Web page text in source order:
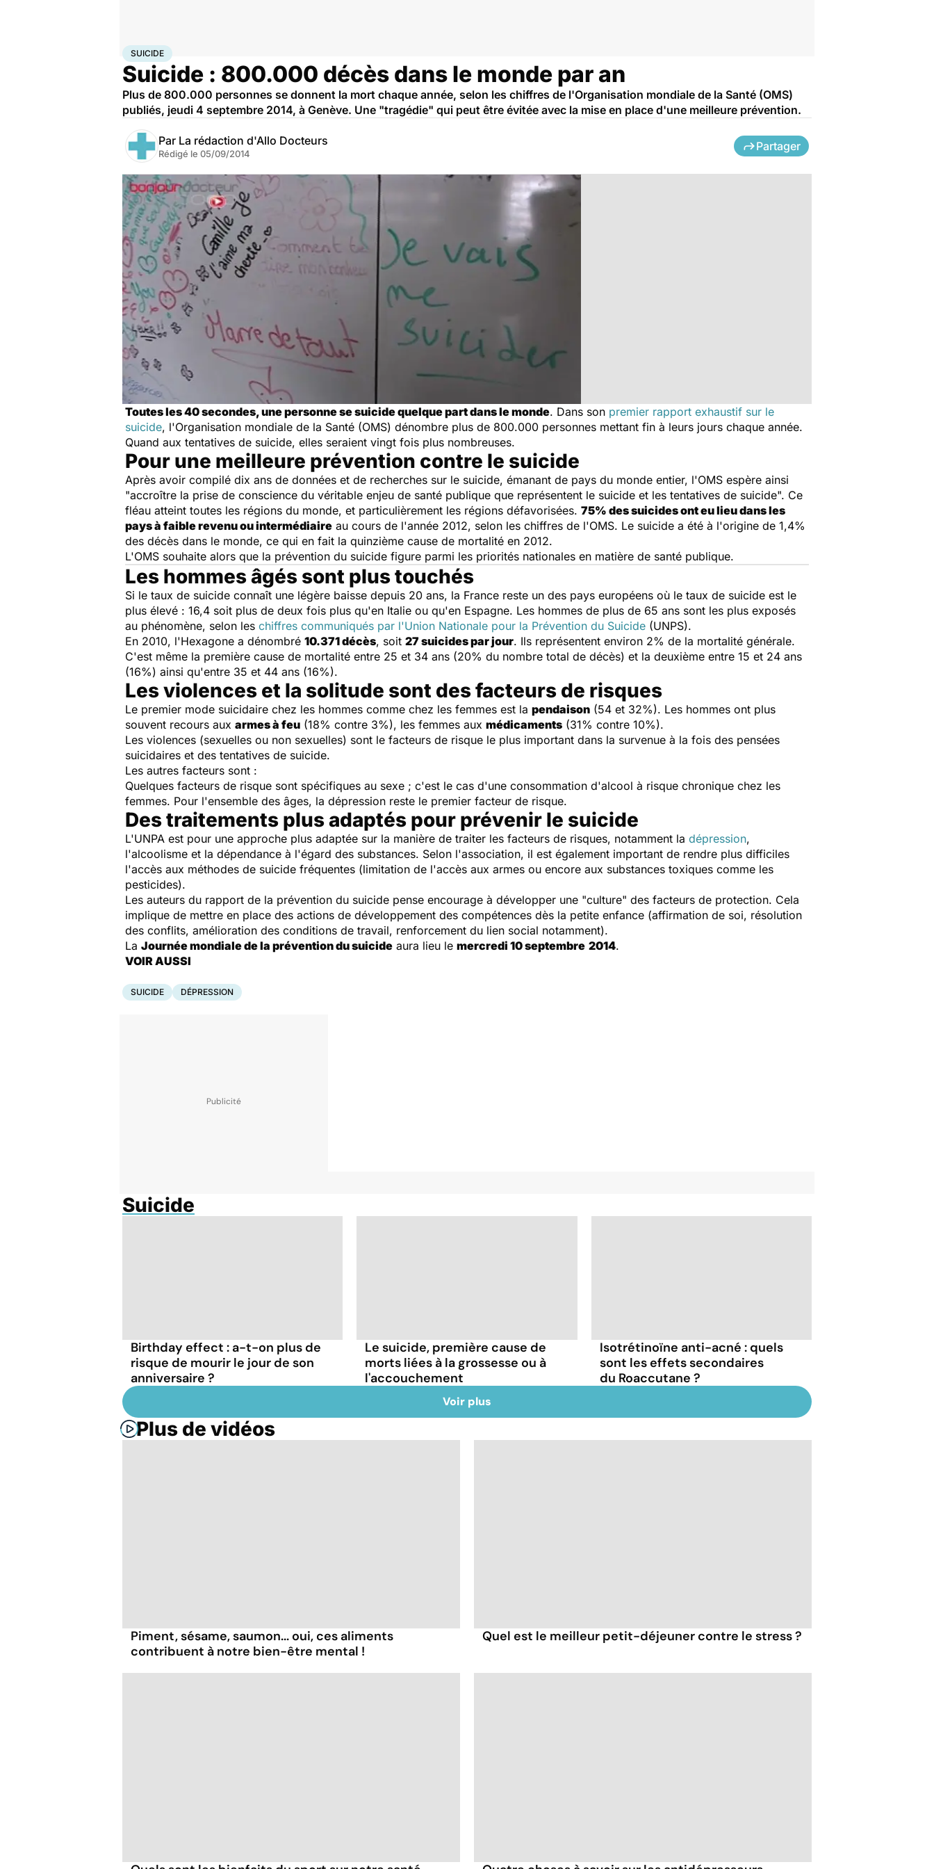
AccueilBien-être
SUICIDE
Suicide : 800.000 décès dans le monde par an
Plus de 800.000 personnes se donnent la mort chaque année, selon les chiffres de l'Organisation mondiale de la Santé (OMS)
publiés, jeudi 4 septembre 2014, à Genève. Une "tragédie" qui peut être évitée avec la mise en place d'une meilleure prévention.
Par La rédaction d'Allo Docteurs
Rédigé le 05/09/2014
Partager
Toutes les 40 secondes, une personne se suicide quelque part dans le monde. Dans son premier rapport exhaustif sur le
suicide, l'Organisation mondiale de la Santé (OMS) dénombre plus de 800.000 personnes mettant fin à leurs jours chaque année.
Quand aux tentatives de suicide, elles seraient vingt fois plus nombreuses.
Pour une meilleure prévention contre le suicide
Après avoir compilé dix ans de données et de recherches sur le suicide, émanant de pays du monde entier, l'OMS espère ainsi
"accroître la prise de conscience du véritable enjeu de santé publique que représentent le suicide et les tentatives de suicide". Ce
fléau atteint toutes les régions du monde, et particulièrement les régions défavorisées. 75% des suicides ont eu lieu dans les
pays à faible revenu ou intermédiaire au cours de l'année 2012, selon les chiffres de l'OMS. Le suicide a été à l'origine de 1,4%
des décès dans le monde, ce qui en fait la quinzième cause de mortalité en 2012.
L'OMS souhaite alors que la prévention du suicide figure parmi les priorités nationales en matière de santé publique.
Les hommes âgés sont plus touchés
Si le taux de suicide connaît une légère baisse depuis 20 ans, la France reste un des pays européens où le taux de suicide est le
plus élevé : 16,4 soit plus de deux fois plus qu'en Italie ou qu'en Espagne. Les hommes de plus de 65 ans sont les plus exposés
au phénomène, selon les chiffres communiqués par l'Union Nationale pour la Prévention du Suicide (UNPS).
En 2010, l'Hexagone a dénombré 10.371 décès, soit 27 suicides par jour. Ils représentent environ 2% de la mortalité générale.
C'est même la première cause de mortalité entre 25 et 34 ans (20% du nombre total de décès) et la deuxième entre 15 et 24 ans
(16%) ainsi qu'entre 35 et 44 ans (16%).
Les violences et la solitude sont des facteurs de risques
Le premier mode suicidaire chez les hommes comme chez les femmes est la pendaison (54 et 32%). Les hommes ont plus
souvent recours aux armes à feu (18% contre 3%), les femmes aux médicaments (31% contre 10%).
Les violences (sexuelles ou non sexuelles) sont le facteurs de risque le plus important dans la survenue à la fois des pensées
suicidaires et des tentatives de suicide.
Les autres facteurs sont :
Quelques facteurs de risque sont spécifiques au sexe ; c'est le cas d'une consommation d'alcool à risque chronique chez les
femmes. Pour l'ensemble des âges, la dépression reste le premier facteur de risque.
Des traitements plus adaptés pour prévenir le suicide
L'UNPA est pour une approche plus adaptée sur la manière de traiter les facteurs de risques, notamment la dépression,
l'alcoolisme et la dépendance à l'égard des substances. Selon l'association, il est également important de rendre plus difficiles
l'accès aux méthodes de suicide fréquentes (limitation de l'accès aux armes ou encore aux substances toxiques comme les
pesticides).
Les auteurs du rapport de la prévention du suicide pense encourage à développer une "culture" des facteurs de protection. Cela
implique de mettre en place des actions de développement des compétences dès la petite enfance (affirmation de soi, résolution
des conflits, amélioration des conditions de travail, renforcement du lien social notamment).
La Journée mondiale de la prévention du suicide aura lieu le mercredi 10 septembre 2014.
VOIR AUSSI
SUICIDE DÉPRESSION
Suicide
Birthday effect : a-t-on plus de
risque de mourir le jour de son
anniversaire ?
Le suicide, première cause de
morts liées à la grossesse ou à
l'accouchement
Isotrétinoïne anti-acné : quels
sont les effets secondaires
du Roaccutane ?
Voir plus
Plus de vidéos
Piment, sésame, saumon... oui, ces aliments
contribuent à notre bien-être mental !
Quel est le meilleur petit-déjeuner contre le stress ?